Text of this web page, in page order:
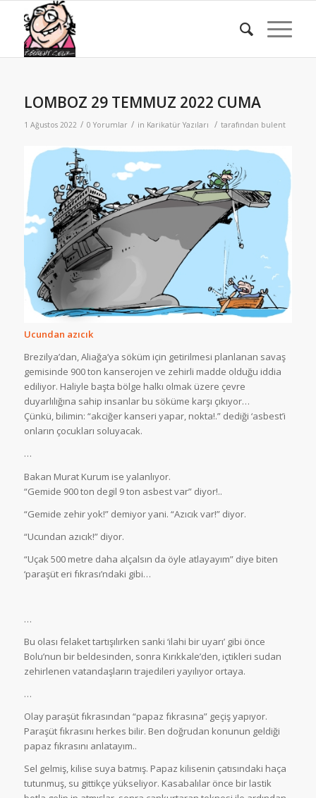
LOMBOZ 29 TEMMUZ 2022 CUMA
1 Ağustos 2022 / 0 Yorumlar / in Karikatür Yazıları / tarafından bulent
Ucundan azıcık
Brezilya’dan, Aliağa’ya söküm için getirilmesi planlanan savaş
gemisinde 900 ton kanserojen ve zehirli madde olduğu iddia
ediliyor. Haliyle başta bölge halkı olmak üzere çevre
duyarlılığına sahip insanlar bu söküme karşı çıkıyor…
Çünkü, bilimin: “akciğer kanseri yapar, nokta!.” dediği ‘asbest’i
onların çocukları soluyacak.
…
Bakan Murat Kurum ise yalanlıyor.
“Gemide 900 ton degil 9 ton asbest var” diyor!..
“Gemide zehir yok!” demiyor yani. “Azıcık var!” diyor.
“Ucundan azıcık!” diyor.
“Uçak 500 metre daha alçalsın da öyle atlayayım” diye biten
‘paraşüt eri fıkrası’ndaki gibi…
…
Bu olası felaket tartışılırken sanki ‘ilahi bir uyarı’ gibi önce
Bolu’nun bir beldesinden, sonra Kırıkkale’den, içtikleri sudan
zehirlenen vatandaşların trajedileri yayılıyor ortaya.
…
Olay paraşüt fıkrasından “papaz fıkrasına” geçiş yapıyor.
Paraşüt fıkrasını herkes bilir. Ben doğrudan konunun geldiği
papaz fıkrasını anlatayım..
Sel gelmiş, kilise suya batmış. Papaz kilisenin çatısındaki haça
tutunmuş, su gittikçe yükseliyor. Kasabalılar önce bir lastik